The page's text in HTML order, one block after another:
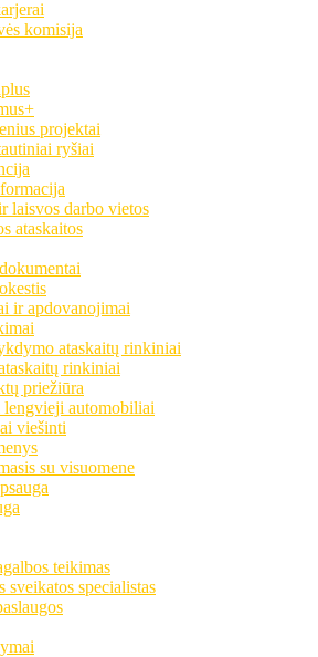
komisija
projektai
ryšiai
laisvos darbo vietos
ataskaitos
ir apdovanojimai
ataskaitų rinkiniai
rinkiniai
priežiūra
automobiliai
viešinti
su visuomene
teikimas
sveikatos specialistas